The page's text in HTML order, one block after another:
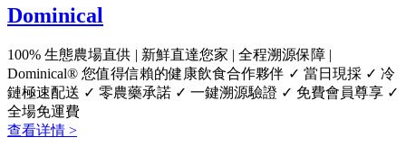
Dominical
100% 生態農場直供 | 新鮮直達您家 | 全程溯源保障 |
Dominical® 您值得信賴的健康飲食合作夥伴 ✓ 當日現採 ✓ 冷
鏈極速配送 ✓ 零農藥承諾 ✓ 一鍵溯源驗證 ✓ 免費會員尊享 ✓
全場免運費
查看详情 >